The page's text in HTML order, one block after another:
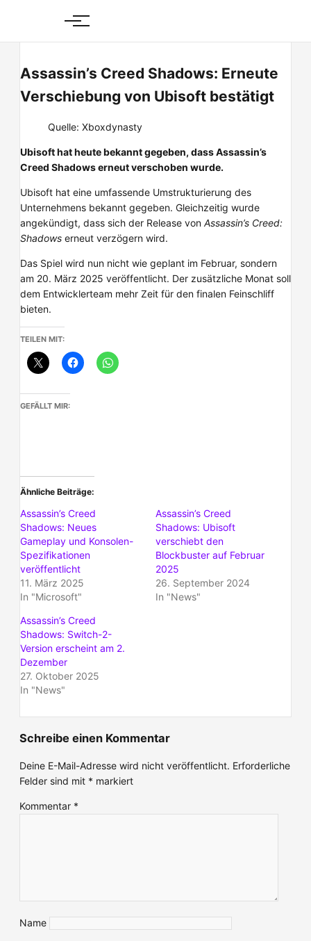
content
Assassin’s Creed Shadows: Erneute
Verschiebung von Ubisoft bestätigt
Quelle: Xboxdynasty
Ubisoft hat heute bekannt gegeben, dass Assassin’s
Creed Shadows erneut verschoben wurde.
Ubisoft hat eine umfassende Umstrukturierung des
Unternehmens bekannt gegeben. Gleichzeitig wurde
angekündigt, dass sich der Release von Assassin’s Creed:
Shadows erneut verzögern wird.
Das Spiel wird nun nicht wie geplant im Februar, sondern
am 20. März 2025 veröffentlicht. Der zusätzliche Monat soll
dem Entwicklerteam mehr Zeit für den finalen Feinschliff
bieten.
TEILEN MIT:
GEFÄLLT MIR:
Ähnliche Beiträge
Assassin’s Creed
Shadows: Neues
Gameplay und Konsolen-
Spezifikationen
veröffentlicht
11. März 2025
In "Microsoft"
Assassin’s Creed
Shadows: Ubisoft
verschiebt den
Blockbuster auf Februar
2025
26. September 2024
In "News"
Assassin’s Creed
Shadows: Switch-2-
Version erscheint am 2.
Dezember
27. Oktober 2025
In "News"
Schreibe einen Kommentar
Deine E-Mail-Adresse wird nicht veröffentlicht. Erforderliche
Felder sind mit * markiert
Kommentar *
Name